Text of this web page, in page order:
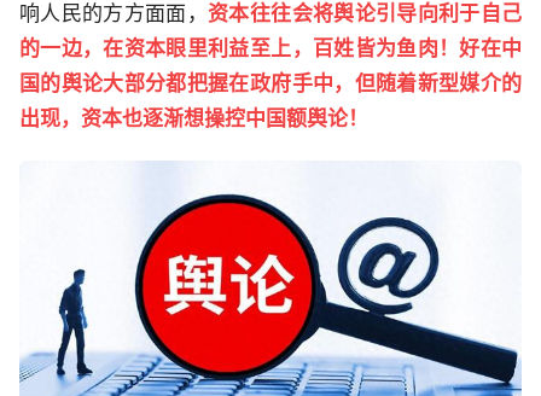
响人民的方方面面， 资本往往会将舆论引导向利于自己
的一边，在资本眼里利益至上，百姓皆为鱼肉！好在中
国的舆论大部分都把握在政府手中，但随着新型媒介的
出现，资本也逐渐想操控中国额舆论！